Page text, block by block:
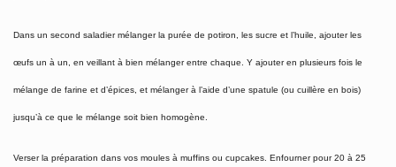
Dans un second saladier mélanger la purée de potiron, les sucre et l’huile, ajouter les
œufs un à un, en veillant à bien mélanger entre chaque. Y ajouter en plusieurs fois le
mélange de farine et d’épices, et mélanger à l’aide d’une spatule (ou cuillère en bois)
jusqu’à ce que le mélange soit bien homogène.
Verser la préparation dans vos moules à muffins ou cupcakes. Enfourner pour 20 à 25